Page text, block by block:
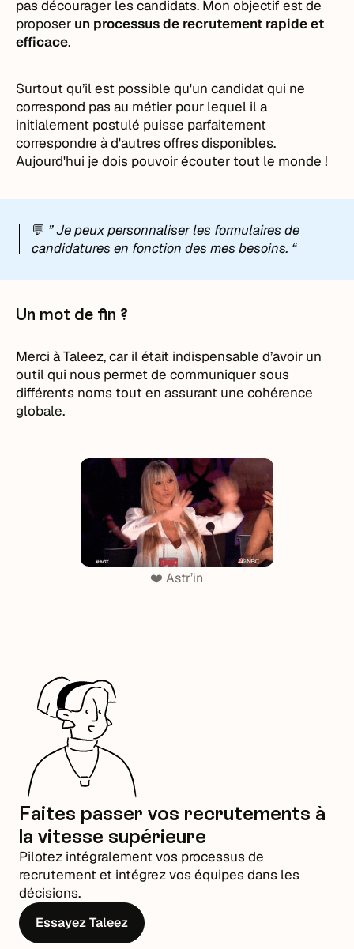
pas décourager les candidats. Mon objectif est de
proposer un processus de recrutement rapide et
efficace.
Surtout qu’il est possible qu'un candidat qui ne
correspond pas au métier pour lequel il a
initialement postulé puisse parfaitement
correspondre à d'autres offres disponibles.
Aujourd'hui je dois pouvoir écouter tout le monde !
💬 ” Je peux personnaliser les formulaires de
candidatures en fonction des mes besoins. “
Un mot de fin ?
Merci à Taleez, car il était indispensable d’avoir un
outil qui nous permet de communiquer sous
différents noms tout en assurant une cohérence
globale.
❤️ Astr’in
Faites passer vos recrutements à
la vitesse supérieure
Pilotez intégralement vos processus de
recrutement et intégrez vos équipes dans les
décisions.
Essayez Taleez